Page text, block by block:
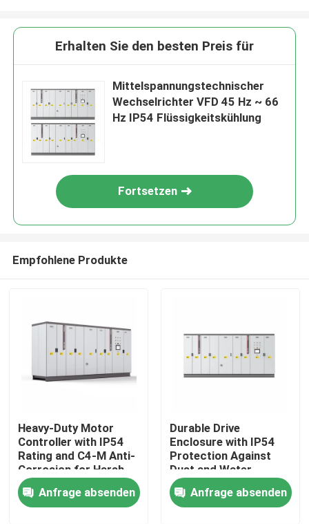
Zu Hause
Produkte
Erhalten Sie den besten Preis für
Mittelspannungstechnischer
Wechselrichter VFD 45 Hz ~ 66
Hz IP54 Flüssigkeitskühlung
Fortsetzen
Empfohlene Produkte
Heavy-Duty Motor
Controller with IP54
Rating and C4-M Anti-
Corrosion for Harsh
Plant Conditions
Anfrage absenden
Durable Drive
Enclosure with IP54
Protection Against
Dust and Water
Ingress for Reliability
Anfrage absenden